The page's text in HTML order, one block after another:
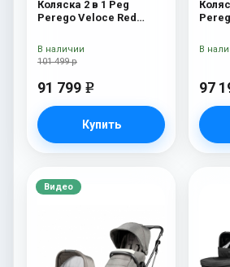
Коляска 2 в 1 Peg
Perego Veloce Red
101 499 р
91 799 e
Купить
В наличии
97
В
Видео